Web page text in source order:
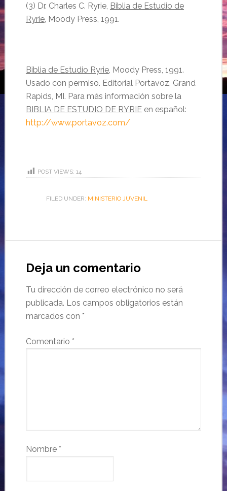
(3) Dr. Charles C. Ryrie, Biblia de Estudio de
Ryrie, Moody Press, 1991.
Biblia de Estudio Ryrie, Moody Press, 1991.
Usado con permiso. Editorial Portavoz, Grand
Rapids, MI. Para más información sobre la
BIBLIA DE ESTUDIO DE RYRIEen español:
http://www.portavoz.com/
POST VIEWS: 14
FILED UNDER: MINISTERIO JUVENIL
Deja un comentario
Tu dirección de correo electrónico no será
publicada. Los campos obligatorios están
marcados con *
Comentario *
Nombre *